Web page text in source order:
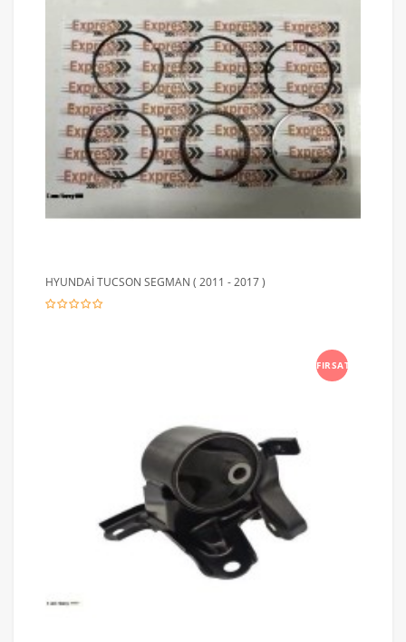
HYUNDAİ TUCSON SEGMAN ( 2011 - 2017 )
FIRSAT